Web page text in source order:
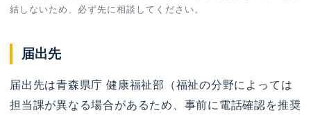
結しないため、必ず先に相談してください。
届出先
届出先は青森県庁 健康福祉部（福祉の分野によっては
担当課が異なる場合があるため、事前に電話確認を推奨